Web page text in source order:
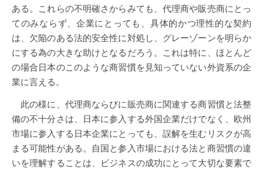
ある。これらの不明確さからみても、代理商や販売商にとっ
てのみならず、企業にとっても、具体的かつ理性的な契約
は、欠陥のある法的安全性に対処し、グレーゾーンを明らか
にする為の大きな助けとなるだろう。これは特に、ほとんど
の場合日本のこのような商習慣を見知っていない外資系の企
業に言える。
此の様に、代理商ならびに販売商に関連する商習慣と法整
備の不十分さは、日本に参入する外国企業だけでなく、欧州
市場に参入する日本企業にとっても、誤解を生むリスクが高
まる可能性がある。自国と参入市場における法と商習慣の違
いを理解することは、ビジネスの成功にとって大切な要素で